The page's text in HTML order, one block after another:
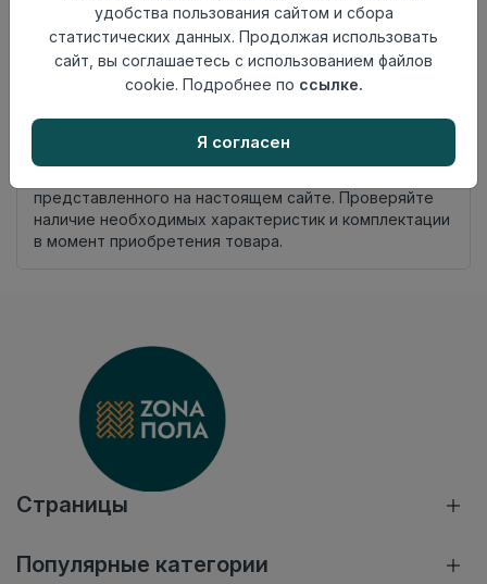
Поверхностькарвинг
Страна
происхождения
Индия
К5
представленного на настоящем сайте. Проверяйте
наличие необходимых характеристик и комплектации
в момент приобретения товара.
Страницы
Популярные категории
удобства пользования сайтом и сбора
статистических данных. Продолжая использовать
сайт, вы соглашаетесь с использованием файлов
cookie. Подробнее по ссылке.
Я согласен